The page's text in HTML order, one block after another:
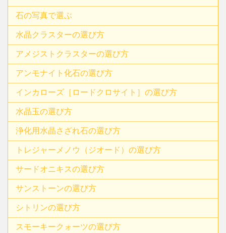
石の写真で選ぶ
水晶クラスターの選び方
アメジストクラスターの選び方
アンモナイト化石の選び方
インカローズ［ロードクロサイト］の選び方
水晶玉の選び方
浄化用水晶さざれ石の選び方
トレジャーメノウ（ジオード）の選び方
サードオニキスの選び方
サンストーンの選び方
シトリンの選び方
スモーキークォーツの選び方